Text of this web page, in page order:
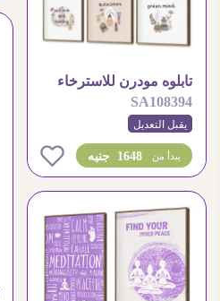
تابلوه مودرن للاسترخاء
والعناية بالذات
SA108394
يقبل التعديل
1648 جنيه يبدأ من